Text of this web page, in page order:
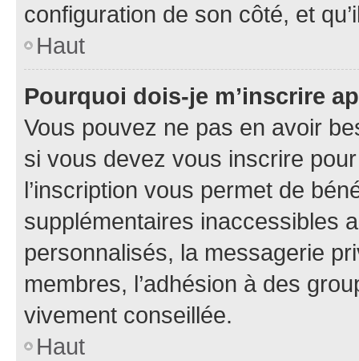
configuration de son côté, et
Haut
Pourquoi dois-je m’inscrire
Vous pouvez ne pas en avoir
si vous devez vous inscrire
l’inscription vous permet de
supplémentaires inaccessibles
personnalisés, la messagerie
membres, l’adhésion à des
vivement conseillée.
Haut